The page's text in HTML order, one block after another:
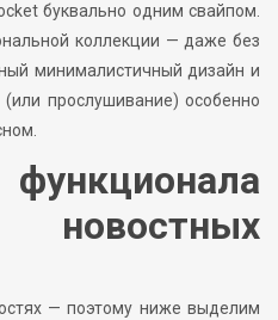
буквально одним свайпом.
коллекции — даже без
минималистичный дизайн и
прослушивание) особенно
новостных
— поэтому ниже выделим